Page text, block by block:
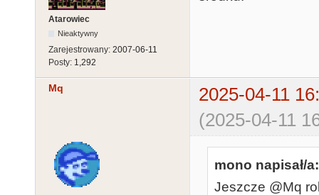
Atarowiec
Nieaktywny
Zarejestrowany: 2007-06-11
Posty: 1,292
Mq
2025-04-11
(2025-04-11
mono napisał/a:
Jeszcze @Mq